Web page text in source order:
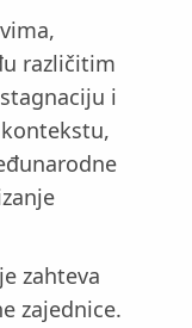
različitim
i
zahteva
zajednice.